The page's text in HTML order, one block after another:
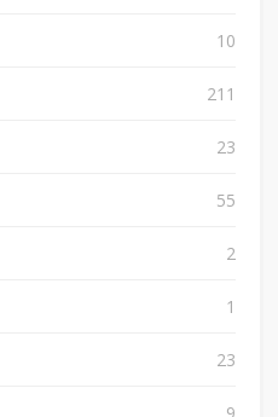
10
211
23
55
2
1
23